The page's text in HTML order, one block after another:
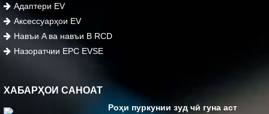
Адаптери EV
Аксессуарҳои EV
Навъи A ва навъи B RCD
Назоратчии EPC EVSE
ХАБАРҲОИ САНОАТ
Роҳи пуркунии зуд чӣ гуна аст